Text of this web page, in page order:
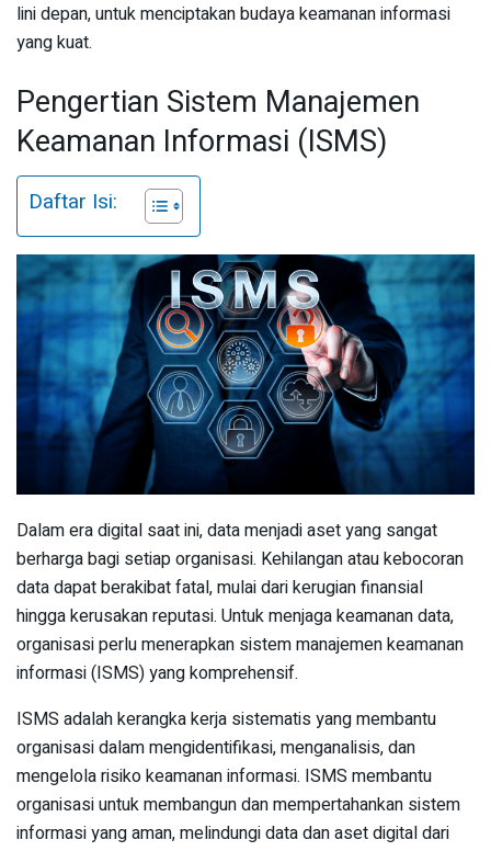
lini depan, untuk menciptakan budaya keamanan informasi
yang kuat.
Pengertian Sistem Manajemen
Keamanan Informasi (ISMS)
Daftar Isi:
Dalam era digital saat ini, data menjadi aset yang sangat
berharga bagi setiap organisasi. Kehilangan atau kebocoran
data dapat berakibat fatal, mulai dari kerugian finansial
hingga kerusakan reputasi. Untuk menjaga keamanan data,
organisasi perlu menerapkan sistem manajemen keamanan
informasi (ISMS) yang komprehensif.
ISMS adalah kerangka kerja sistematis yang membantu
organisasi dalam mengidentifikasi, menganalisis, dan
mengelola risiko keamanan informasi. ISMS membantu
organisasi untuk membangun dan mempertahankan sistem
informasi yang aman, melindungi data dan aset digital dari